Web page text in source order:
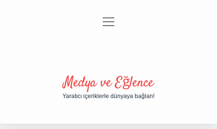
Gizlilik Politikası
menüyü
Medya ve Eğlence
Yaratıcı içeriklerle dünyaya bağlan!